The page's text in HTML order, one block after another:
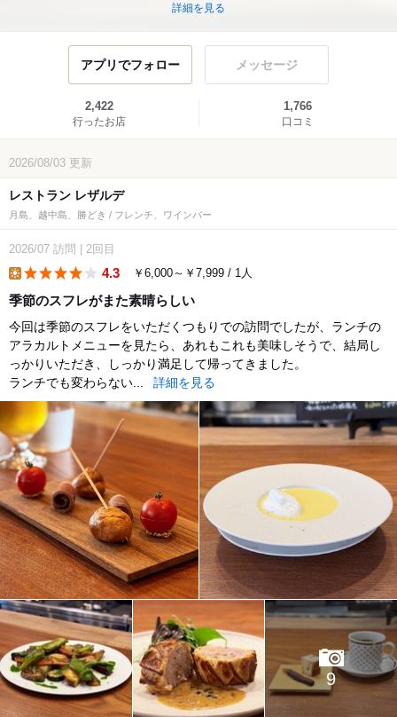
詳細を見る
アプリでフォロー メッセージ
2,422
行ったお店
1,766
口コミ
2026/08/03 更新
レストラン レザルデ
月島、越中島、勝どき / フレンチ、ワインバー
2026/07 訪問 2回目
4.3 ￥6,000～￥7,999 / 1人
季節のスフレがまた素晴らしい
今回は季節のスフレをいただくつもりでの訪問でしたが、ランチの
アラカルトメニューを見たら、あれもこれも美味しそうで、結局し
っかりいただき、しっかり満足して帰ってきました。
ランチでも変わらない...
詳細を見る
9